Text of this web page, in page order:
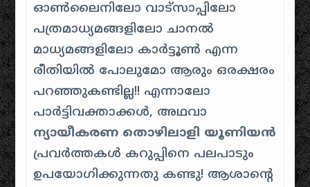
ഓൺലൈനിലോ വാട്സാപ്പിലോ
പത്രമാധ്യമങ്ങളിലോ ചാനൽ
മാധ്യമങ്ങളിലോ കാർട്ടൂൺ എന്ന
രീതിയിൽ പോലുമോ ആരും ഒരക്ഷരം
പറഞ്ഞുകണ്ടില്ല!! എന്നാലോ
പാർട്ടിവക്താക്കൾ, അഥവാ
ന്യായീകരണ തൊഴിലാളി യൂണിയൻ
പ്രവർത്തകൾ കറുപ്പിനെ പലപാടും
ഉപയോഗിക്കുന്നതു കണ്ടു! ആശാന്റെ